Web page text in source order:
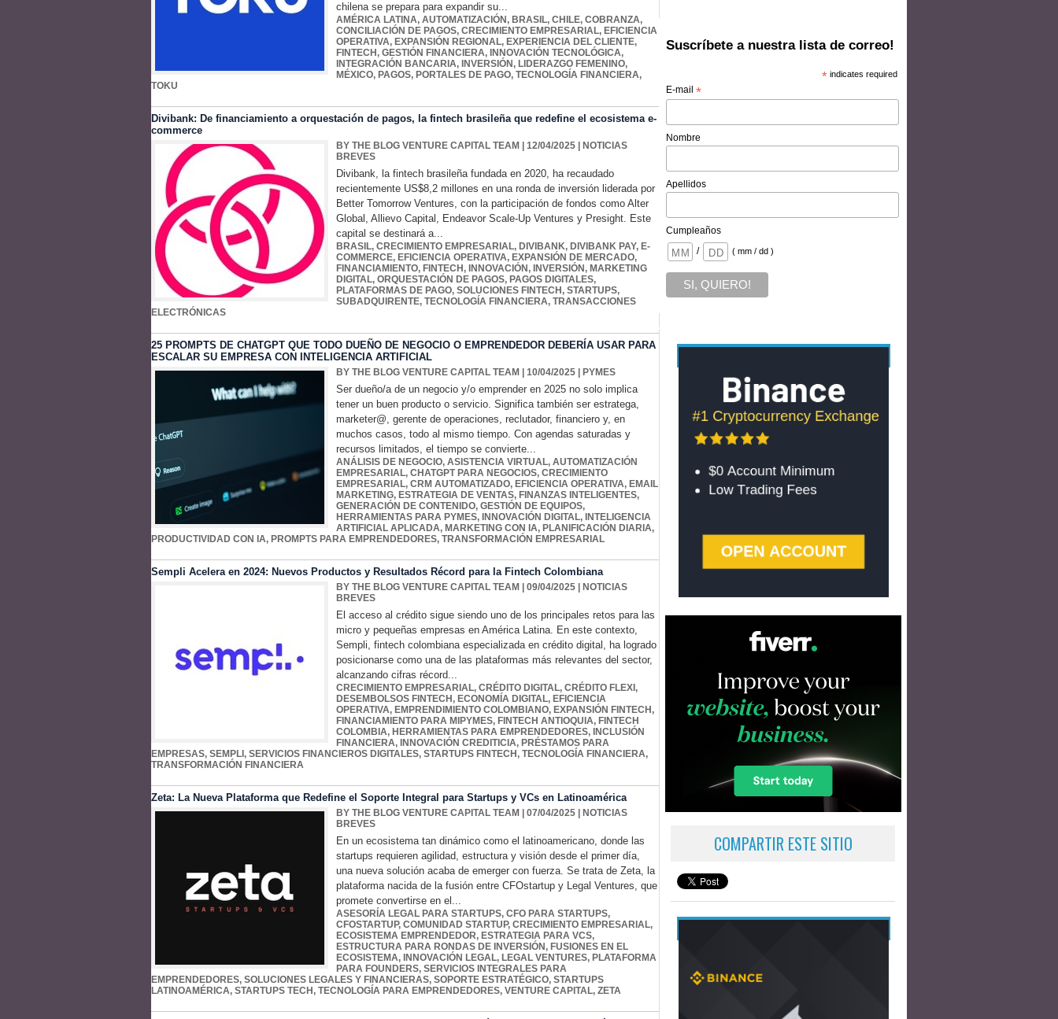
chilena se prepara para expandir su...
AMÉRICA LATINA, AUTOMATIZACIÓN, BRASIL, CHILE, COBRANZA,
CONCILIACIÓN DE PAGOS, CRECIMIENTO EMPRESARIAL, EFICIENCIA
OPERATIVA, EXPANSIÓN REGIONAL, EXPERIENCIA DEL CLIENTE,
FINTECH , GESTIÓN FINANCIERA, INNOVACIÓN TECNOLÓGICA,
INTEGRACIÓN BANCARIA, INVERSIÓN, LIDERAZGO FEMENINO,
MÉXICO, PAGOS, PORTALES DE PAGO, TECNOLOGÍA FINANCIERA,
TOKU
Divibank: De financiamiento a orquestación de pagos, la fintech brasileña que redefine el ecosistema e-
commerce
BY THE BLOG VENTURE CAPITAL TEAM | 12/04/2025
NOTICIAS
BREVES
Divibank, la fintech brasileña fundada en 2020, ha recaudado
recientemente US$8,2 millones en una ronda de inversión liderada por
Better Tomorrow Ventures, con la participación de fondos como Alter
Global, Allievo Capital, Endeavor Scale-Up Ventures y Presight. Este
capital se destinará a...
BRASIL, CRECIMIENTO EMPRESARIAL, DIVIBANK, DIVIBANK PAY, E-
COMMERCE, EFICIENCIA OPERATIVA, EXPANSIÓN DE MERCADO,
FINANCIAMIENTO, FINTECH , INNOVACIÓN, INVERSIÓN, MARKETING
DIGITAL, ORQUESTACIÓN DE PAGOS, PAGOS DIGITALES,
PLATAFORMAS DE PAGO, SOLUCIONES FINTECH , STARTUPS,
SUBADQUIRENTE, TECNOLOGÍA FINANCIERA, TRANSACCIONES
ELECTRÓNICAS
25 PROMPTS DE CHATGPT QUE TODO DUEÑO DE NEGOCIO O EMPRENDEDOR DEBERÍA USAR PARA
ESCALAR SU EMPRESA CON INTELIGENCIA ARTIFICIAL
BY THE BLOG VENTURE CAPITAL TEAM | 10/04/2025 PYMES
Ser dueño/a de un negocio y/o emprender en 2025 no solo implica
tener un buen producto o servicio. Significa también ser estratega,
marketer@, gerente de operaciones, reclutador, financiero y, en
muchos casos, todo al mismo tiempo. Con agendas saturadas y
recursos limitados, el tiempo se convierte...
ANÁLISIS DE NEGOCIO, ASISTENCIA VIRTUAL, AUTOMATIZACIÓN
EMPRESARIAL, CHATGPT PARA NEGOCIOS, CRECIMIENTO
EMPRESARIAL, CRM AUTOMATIZADO, EFICIENCIA OPERATIVA, EMAIL
MARKETING, ESTRATEGIA DE VENTAS, FINANZAS INTELIGENTES,
GENERACIÓN DE CONTENIDO, GESTIÓN DE EQUIPOS,
HERRAMIENTAS PARA PYMES, INNOVACIÓN DIGITAL, INTELIGENCIA
ARTIFICIAL APLICADA, MARKETING CON IA, PLANIFICACIÓN DIARIA,
PRODUCTIVIDAD CON IA, PROMPTS PARA EMPRENDEDORES, TRANSFORMACIÓN EMPRESARIAL
Sempli Acelera en 2024: Nuevos Productos y Resultados Récord para la Fintech Colombiana
BY THE BLOG VENTURE CAPITAL TEAM | 09/04/2025
NOTICIAS
BREVES
El acceso al crédito sigue siendo uno de los principales retos para las
micro y pequeñas empresas en América Latina. En este contexto,
Sempli, fintech colombiana especializada en crédito digital, ha logrado
posicionarse como una de las plataformas más relevantes del sector,
alcanzando cifras récord...
CRECIMIENTO EMPRESARIAL, CRÉDITO DIGITAL, CRÉDITO FLEXI ,
DESEMBOLSOS FINTECH , ECONOMÍA DIGITAL, EFICIENCIA
OPERATIVA, EMPRENDIMIENTO COLOMBIANO, EXPANSIÓN FINTECH ,
FINANCIAMIENTO PARA MIPYMES, FINTECH ANTIOQUIA, FINTECH
COLOMBIA, HERRAMIENTAS PARA EMPRENDEDORES, INCLUSIÓN
FINANCIERA, INNOVACIÓN CREDITICIA, PRÉSTAMOS PARA
EMPRESAS, SEMPLI , SERVICIOS FINANCIEROS DIGITALES, STARTUPS FINTECH , TECNOLOGÍA FINANCIERA,
TRANSFORMACIÓN FINANCIERA
Zeta: La Nueva Plataforma que Redefine el Soporte Integral para Startups y VCs en Latinoamérica
BY THE BLOG VENTURE CAPITAL TEAM | 07/04/2025
NOTICIAS
BREVES
En un ecosistema tan dinámico como el latinoamericano, donde las
startups requieren agilidad, estructura y visión desde el primer día,
una nueva solución acaba de emerger con fuerza. Se trata de Zeta, la
plataforma nacida de la fusión entre CFOstartup y Legal Ventures, que
promete convertirse en el...
ASESORÍA LEGAL PARA STARTUPS, CFO PARA STARTUPS,
CFOSTARTUP, COMUNIDAD STARTUP, CRECIMIENTO EMPRESARIAL,
ECOSISTEMA EMPRENDEDOR, ESTRATEGIA PARA VCS,
ESTRUCTURA PARA RONDAS DE INVERSIÓN, FUSIONES EN EL
ECOSISTEMA, INNOVACIÓN LEGAL, LEGAL VENTURES, PLATAFORMA
PARA FOUNDERS, SERVICIOS INTEGRALES PARA
EMPRENDEDORES, SOLUCIONES LEGALES Y FINANCIERAS, SOPORTE ESTRATÉGICO, STARTUPS
LATINOAMÉRICA, STARTUPS TECH , TECNOLOGÍA PARA EMPRENDEDORES, VENTURE CAPITAL, ZETA
Suscríbete a nuestra lista de correo!
*indicates required
E-mail*
Nombre
Apellidos
Cumpleaños
/
( mm / dd )
COMPARTIR ESTE SITIO